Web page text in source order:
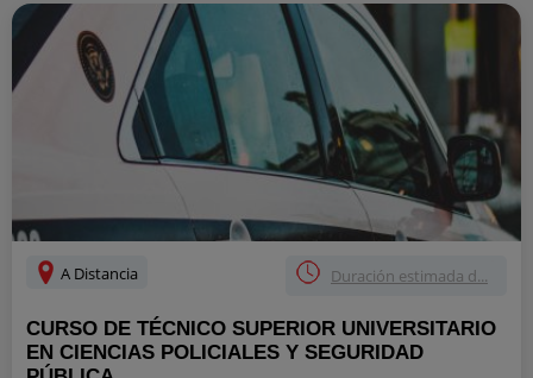
A Distancia Duración estimada d...
CURSO DE TÉCNICO SUPERIOR UNIVERSITARIO
EN CIENCIAS POLICIALES Y SEGURIDAD